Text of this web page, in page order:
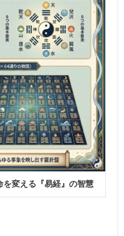
変える『易経』の智慧